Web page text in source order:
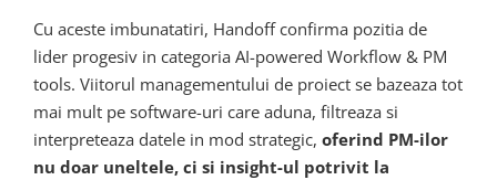
Cu aceste imbunatatiri, Handoff confirma pozitia de
lider progesiv in categoria AI-powered Workflow & PM
tools. Viitorul managementului de proiect se bazeaza tot
mai mult pe software-uri care aduna, filtreaza si
interpreteaza datele in mod strategic, oferind PM-ilor
nu doar uneltele, ci si insight-ul potrivit la